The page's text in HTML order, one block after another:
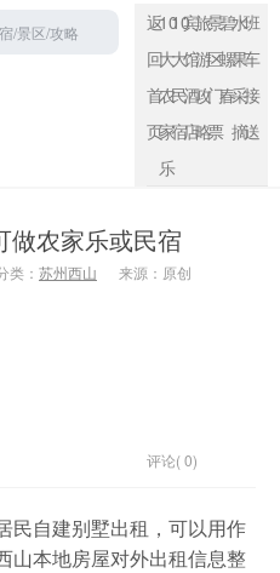
/景区/攻略
返
回
首
页
10
大
农
家
乐
10
大
民
宿
宾
馆
酒
店
旅
游
攻
略
景
区
门
票
碧
螺
春
水
果
采
摘
班
车
接
送
做农家乐或民宿
类： 苏州西山 来源：原创
评论( 0)
民自建别墅出租，可以用作
山本地房屋对外出租信息整